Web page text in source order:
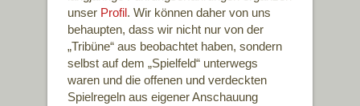
unser Profil. Wir können daher von uns
behaupten, dass wir nicht nur von der
„Tribüne“ aus beobachtet haben, sondern
selbst auf dem „Spielfeld“ unterwegs
waren und die offenen und verdeckten
Spielregeln aus eigener Anschauung